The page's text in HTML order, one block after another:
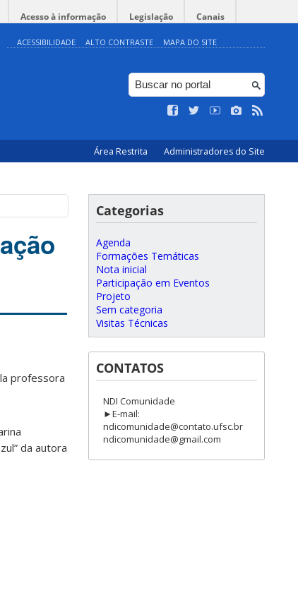
Acesso à informação Legislação Canais
ACESSIBILIDADE ALTO CONTRASTE MAPA DO SITE
Área Restrita Administradores do Site
professora
da autora
Categorias
Agenda
Formações Temáticas
Nota inicial
Participação em Eventos
Projeto
Sem categoria
Visitas Técnicas
CONTATOS
NDI Comunidade
►E-mail:
ndicomunidade@contato.ufsc.br
ndicomunidade@gmail.com